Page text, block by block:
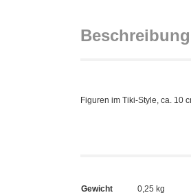
Beschreibung
Figuren im Tiki-Style, ca. 10
Gewicht 0,25 kg